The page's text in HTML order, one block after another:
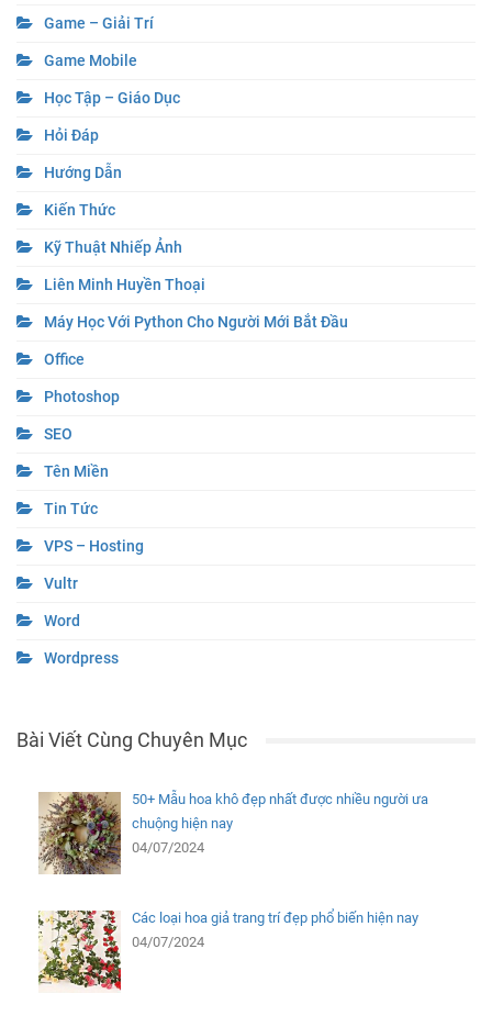
Game – Giải Trí
Game Mobile
Học Tập – Giáo Dục
Hỏi Đáp
Hướng Dẫn
Kiến Thức
Kỹ Thuật Nhiếp Ảnh
Liên Minh Huyền Thoại
Máy Học Với Python Cho Người Mới Bắt Đầu
Office
Photoshop
SEO
Tên Miền
Tin Tức
VPS – Hosting
Vultr
Word
Wordpress
Bài Viết Cùng Chuyên Mục
50+ Mẫu hoa khô đẹp nhất được nhiều người ưa
chuộng hiện nay
04/07/2024
Các loại hoa giả trang trí đẹp phổ biến hiện nay
04/07/2024